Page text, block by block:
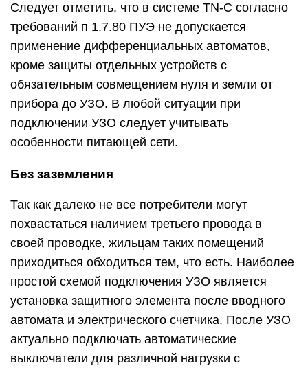
Следует отметить, что в системе TN-C согласно
требований п 1.7.80 ПУЭ не допускается
применение дифференциальных автоматов,
кроме защиты отдельных устройств с
обязательным совмещением нуля и земли от
прибора до УЗО. В любой ситуации при
подключении УЗО следует учитывать
особенности питающей сети.
Без заземления
Так как далеко не все потребители могут
похвастаться наличием третьего провода в
своей проводке, жильцам таких помещений
приходиться обходиться тем, что есть. Наиболее
простой схемой подключения УЗО является
установка защитного элемента после вводного
автомата и электрического счетчика. После УЗО
актуально подключать автоматические
выключатели для различной нагрузки с